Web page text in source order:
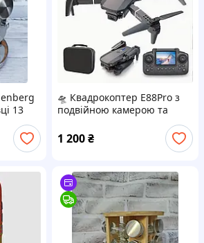
13
🛸 Квадрокоптер E88Pro з
подвійною камерою та
FPV)
1 200₴